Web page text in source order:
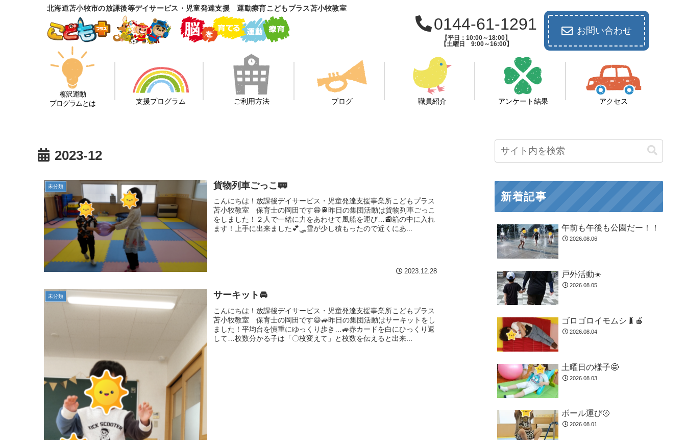
北海道苫小牧市の放課後等デイサービス・児童発達支援 運動療育こどもプラス苫小牧教室
0144-61-1291
【平日：10:00～18:00】
【土曜日 9:00～16:00】
お問い合わせ
柳沢運動
プログラムとは
支援プログラム ご利用方法 ブログ 職員紹介 アンケート結果 アクセス
2023-12
未分類 貨物列車ごっこ🚃
こんにちは！放課後デイサービス・児童発達支援事業所こどもプラス
苫小牧教室 保育士の岡田です😄🚆昨日の集団活動は貨物列車ごっこ
をしました！２人で一緒に力をあわせて風船を運び…🚉箱の中に入れ
ます！上手に出来ました💕🛷雪が少し積もったので近くにあ...
2023.12.28
未分類 サーキット🚘
こんにちは！放課後デイサービス・児童発達支援事業所こどもプラス
苫小牧教室 保育士の岡田です😆🚙昨日の集団活動はサーキットをし
ました！平均台を慎重にゆっくり歩き…🚙赤カードを白にひっくり返
して…枚数分かる子は「〇枚変えて」と枚数を伝えると出来...
新着記事
午前も午後も公園だー！！
2026.08.06
戸外活動☀️
2026.08.05
ゴロゴロイモムシ🐛🍎
2026.08.04
土曜日の様子🤩
2026.08.03
ボール運び🥎
2026.08.01